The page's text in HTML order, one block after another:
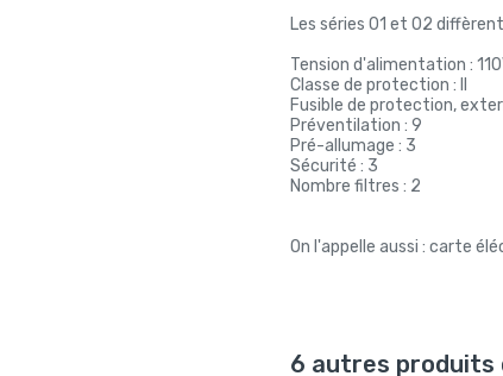
Les séries 01 et 02
Tension d'alimentation :
Classe de protection : II
Fusible de protection,
Préventilation : 9
Pré-allumage : 3
Sécurité : 3
Nombre filtres : 2
On l'appelle aussi : carte
6 autres produits